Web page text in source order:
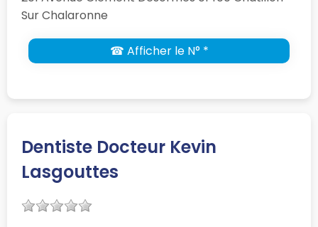
Sur Chalaronne
☎ Afficher le N° *
Dentiste Docteur Kevin
Lasgouttes